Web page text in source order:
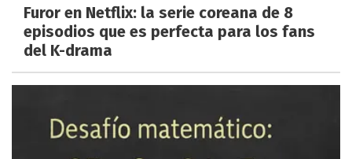
Furor en Netflix: la serie coreana de 8
episodios que es perfecta para los fans
del K-drama